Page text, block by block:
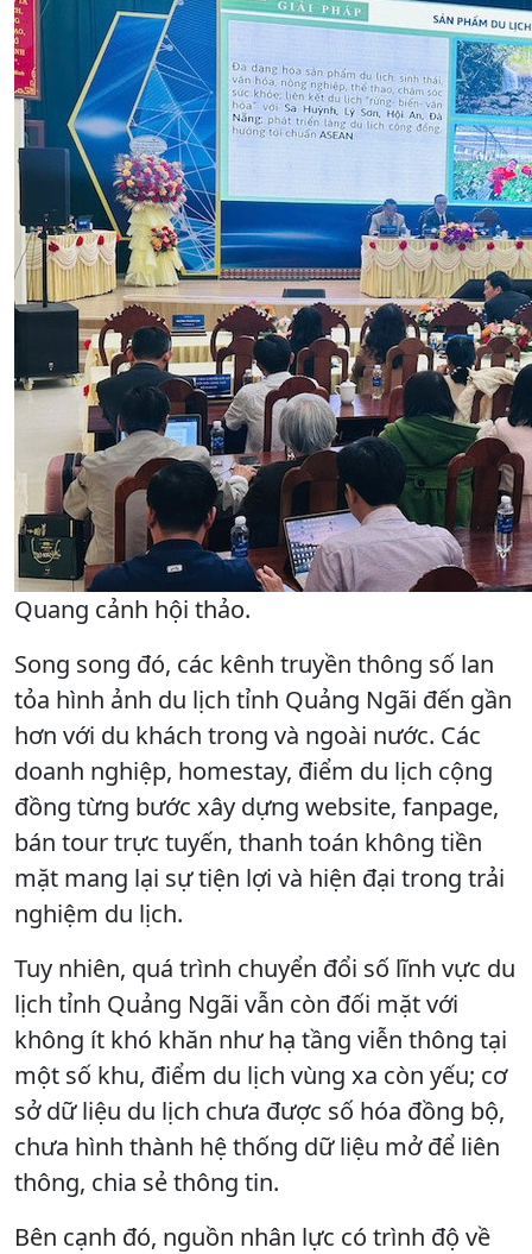
Quang cảnh hội thảo.
Song song đó, các kênh truyền thông số lan
tỏa hình ảnh du lịch tỉnh Quảng Ngãi đến gần
hơn với du khách trong và ngoài nước. Các
doanh nghiệp, homestay, điểm du lịch cộng
đồng từng bước xây dựng website, fanpage,
bán tour trực tuyến, thanh toán không tiền
mặt mang lại sự tiện lợi và hiện đại trong trải
nghiệm du lịch.
Tuy nhiên, quá trình chuyển đổi số lĩnh vực du
lịch tỉnh Quảng Ngãi vẫn còn đối mặt với
không ít khó khăn như hạ tầng viễn thông tại
một số khu, điểm du lịch vùng xa còn yếu; cơ
sở dữ liệu du lịch chưa được số hóa đồng bộ,
chưa hình thành hệ thống dữ liệu mở để liên
thông, chia sẻ thông tin.
Bên cạnh đó, nguồn nhân lực có trình độ về